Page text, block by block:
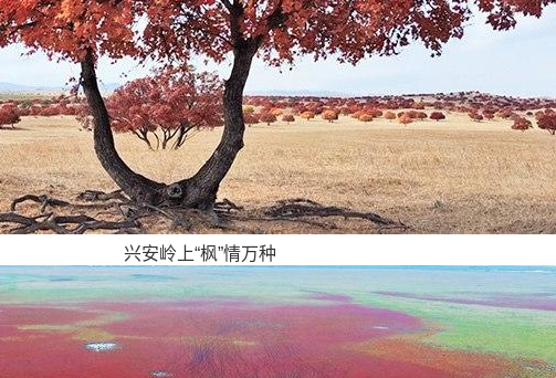
兴安岭上“枫”情万种